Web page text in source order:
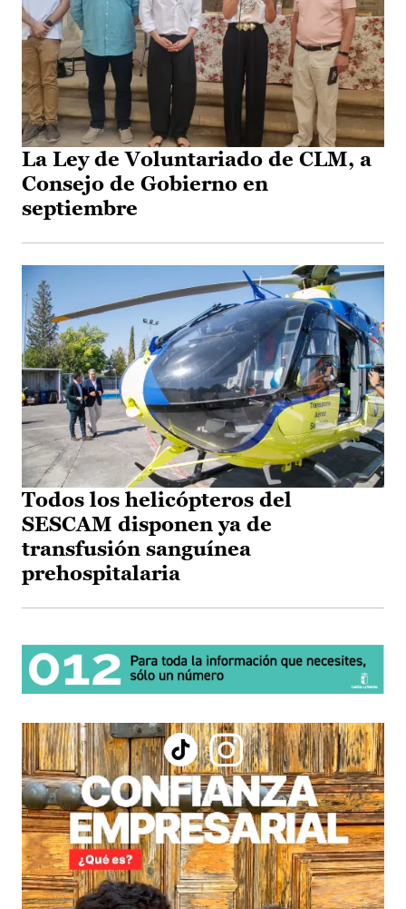
La Ley de Voluntariado de CLM, a
Consejo de Gobierno en
septiembre
Todos los helicópteros del
SESCAM disponen ya de
transfusión sanguínea
prehospitalaria